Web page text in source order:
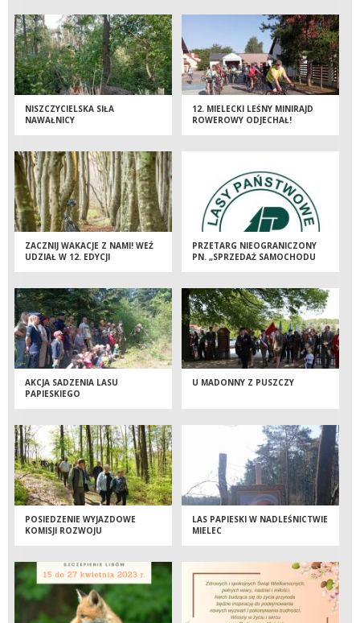
NISZCZYCIELSKA SIŁA
NAWAŁNICY
12. MIELECKI LEŚNY MINIRAJD
ROWEROWY ODJECHAŁ!
ZACZNIJ WAKACJE Z NAMI! WEŹ
UDZIAŁ W 12. EDYCJI
PRZETARG NIEOGRANICZONY
PN. „SPRZEDAŻ SAMOCHODU
AKCJA SADZENIA LASU
PAPIESKIEGO
U MADONNY Z PUSZCZY
POSIEDZENIE WYJAZDOWE
KOMISJI ROZWOJU
POWIATU MIELECKIEGO
POSZERZONEGO O
ORGANIZACJE POZARZĄDOWE
LAS PAPIESKI W NADLEŚNICTWIE
MIELEC